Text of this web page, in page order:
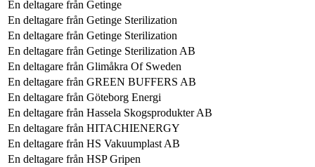
En deltagare från Getinge
En deltagare från Getinge Sterilization
En deltagare från Getinge Sterilization
En deltagare från Getinge Sterilization AB
En deltagare från Glimåkra Of Sweden
En deltagare från GREEN BUFFERS AB
En deltagare från Göteborg Energi
En deltagare från Hassela Skogsprodukter AB
En deltagare från HITACHIENERGY
En deltagare från HS Vakuumplast AB
En deltagare från HSP Gripen